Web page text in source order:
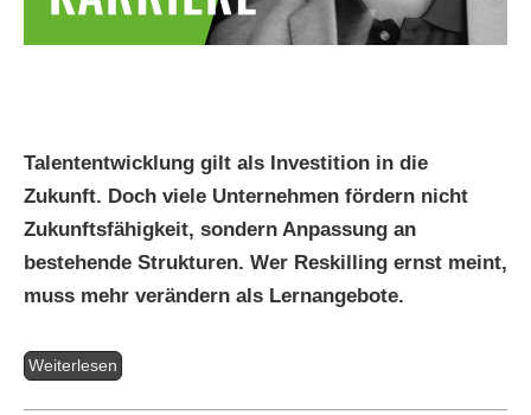
Talententwicklung gilt als Investition in die
Zukunft. Doch viele Unternehmen fördern nicht
Zukunftsfähigkeit, sondern Anpassung an
bestehende Strukturen. Wer Reskilling ernst meint,
muss mehr verändern als Lernangebote.
Weiterlesen